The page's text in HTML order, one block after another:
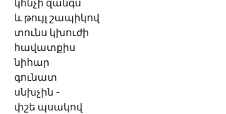
կհնչի զանգս
և թույլ շապիկով
տունս կխուժի
հավատքիս
նիհար
գունատ
սնխչին -
փշե պսակով